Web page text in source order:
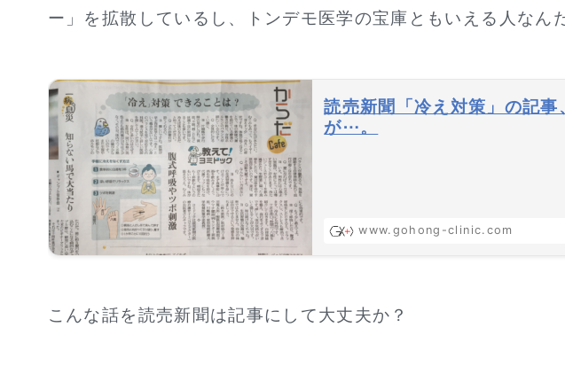
ー」を拡散しているし、トンデモ医学の宝庫ともいえる人なん
読売新聞「冷え対策」の記
が⋯。
www.gohong-clinic.com
こんな話を読売新聞は記事にして大丈夫か？